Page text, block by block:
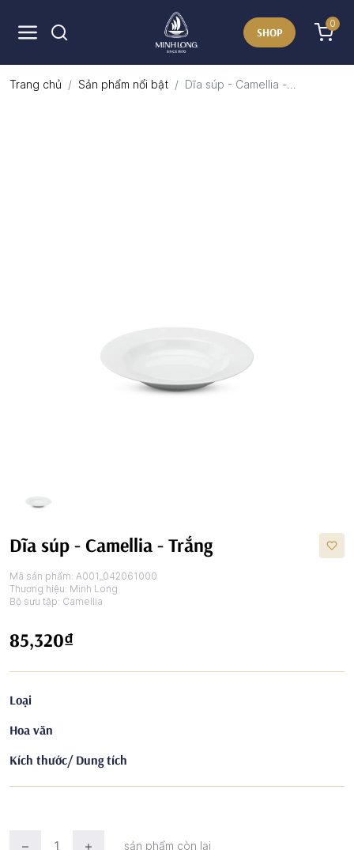
SHOP
0
Trang chủ Sản phẩm nổi bật Dĩa súp - Camellia -...
Dĩa súp - Camellia - Trắng
Mã sản phẩm: A001_042061000
Thương hiệu: Minh Long
Bộ sưu tập: Camellia
85,320₫
Loại
Hoa văn
Kích thước/ Dung tích
sản phẩm còn lại